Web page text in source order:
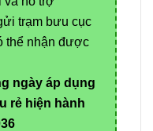
trạm bưu cục
thể nhận được
ngày áp dụng
rẻ hiện hành